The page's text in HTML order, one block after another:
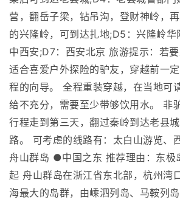
营，翻岳子梁，钻吊沟，登财神岭，
的兴隆岭，可到达扎地;D5：兴隆岭
中西安;D7：西安北京 旅游提示：若
适合喜爱户外探险的驴友，穿越前一
程的向导。 全程重装穿越，在当地可
给不充分，需要至少带够饮用水。 非
行程走到第三天，翻过秦岭到达老县
路。 可考虑的线路有：太白山游览、
舟山群岛 ●中国之东 推荐理由：东极
起 舟山群岛在浙江省东北部，杭州湾
海最大的岛群，由嵊泗列岛、马鞍列